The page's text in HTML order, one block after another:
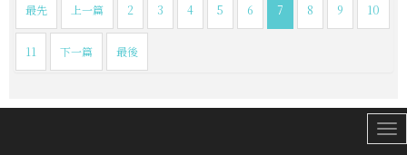
最先 上一篇 2 3 4 5 6 7 8 9 10
11 下一篇 最後